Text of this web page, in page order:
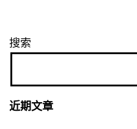
搜索
近期文章